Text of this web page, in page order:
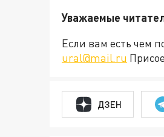
Уважаемые
Если вам есть чем
ural@mail.ru
ДЗЕН